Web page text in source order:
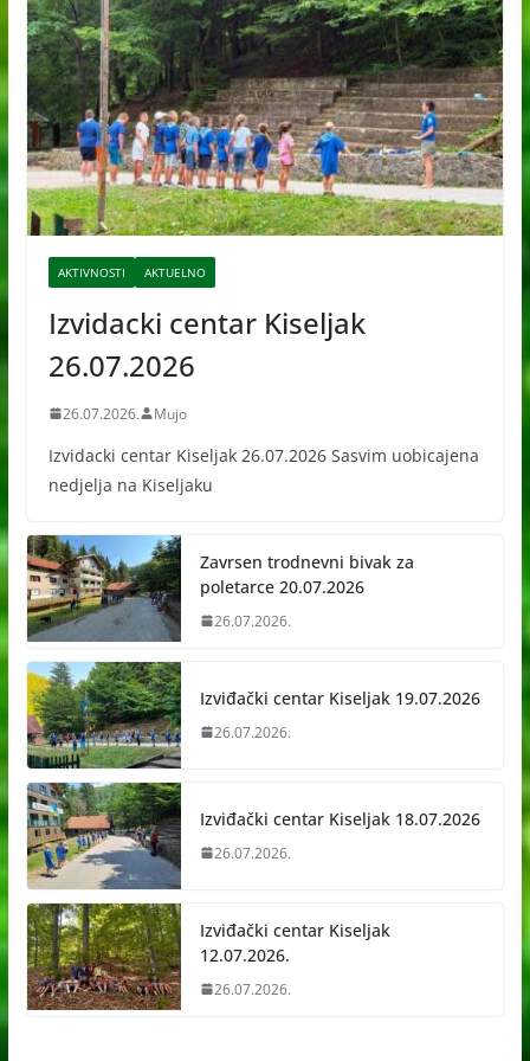
e
AKTIVNOSTI AKTUELNO
Izvidacki centar Kiseljak
26.07.2026
26.07.2026. Mujo
Izvidacki centar Kiseljak 26.07.2026 Sasvim uobicajena
nedjelja na Kiseljaku
Zavrsen trodnevni bivak za
poletarce 20.07.2026
26.07.2026.
Izviđački centar Kiseljak 19.07.2026
26.07.2026.
Izviđački centar Kiseljak 18.07.2026
26.07.2026.
Izviđački centar Kiseljak
12.07.2026.
26.07.2026.